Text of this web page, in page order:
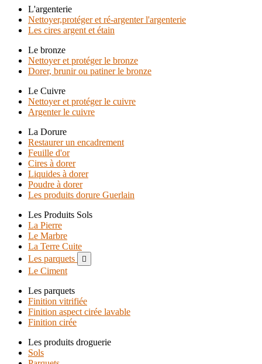
L'argenterie
Nettoyer,protéger et ré-argenter l'argenterie
Les cires argent et étain
Le bronze
Nettoyer et protéger le bronze
Dorer, brunir ou patiner le bronze
Le Cuivre
Nettoyer et protéger le cuivre
Argenter le cuivre
La Dorure
Restaurer un encadrement
Feuille d'or
Cires à dorer
Liquides à dorer
Poudre à dorer
Les produits dorure Guerlain
Les Produits Sols
La Pierre
Le Marbre
La Terre Cuite
Les parquets

Le Ciment
Les parquets
Finition vitrifiée
Finition aspect cirée lavable
Finition cirée
Les produits droguerie
Sols